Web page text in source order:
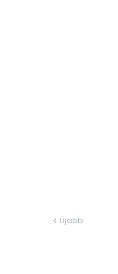
Újabb